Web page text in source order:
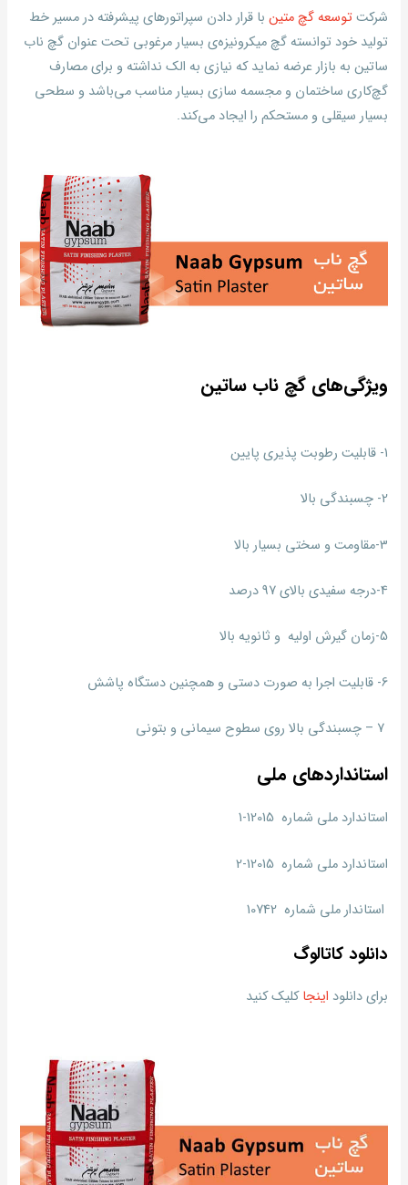
شرکتتوسعه گچ متین با قرار دادن سپراتورهای پیشرفته در مسیر خط
تولید خود توانسته گچ میکرونیزه‌ی بسیار مرغوبی تحت عنوان گچ ناب
ساتین به بازار عرضه نماید که نیازی به الک نداشته و برای مصارف
گچ‌کاری ساختمان و مجسمه سازی بسیار مناسب می‌باشد و سطحی
بسیار سیقلی و مستحکم را ایجاد می‌کند.
ویژگی‌های گچ ناب ساتین
1- قابلیت رطوبت پذیری پایین
2- چسبندگی بالا
3-مقاومت و سختی بسیار بالا
4-درجه سفیدی بالای 97 درصد
5-زمان گیرش اولیه و ثانویه بالا
6- قابلیت اجرا به صورت دستی و همچنین دستگاه پاشش
7 – چسبندگی بالا روی سطوح سیمانی و بتونی
استانداردهای ملی
استاندارد ملی شماره 12015-1
استاندارد ملی شماره 12015-2
استاندار ملی شماره 10742
دانلود کاتالوگ
برای دانلود اینجاکلیک کنید